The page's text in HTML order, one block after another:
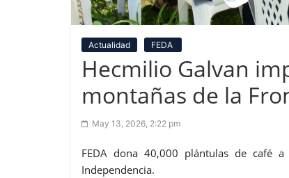
Actualidad FEDA
Hecmilio Galvan
montañas de la
May 13, 2026, 2:22 pm
FEDA dona 40,000 plántulas de café
Independencia.